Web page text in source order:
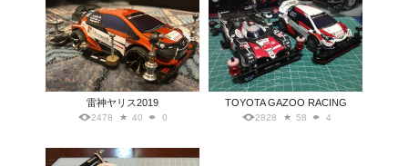
雷神ヤリス2019
2478 40 0
TOYOTA GAZOO RACING
2828 58 4